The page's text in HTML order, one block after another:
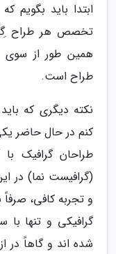
ابتدا باید بگویم
تخصص هر طراح
همین طور از سوی
طراح است.
نکته دیگری که
کنم در حال حاضر
طراحان گرافیک
(گرافیست نما) در
و تجربه کافی، صرفاً
گرافیکی و تنها
شده اند و گاهاً در